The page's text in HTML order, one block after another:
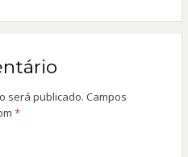
será publicado. Campos
*